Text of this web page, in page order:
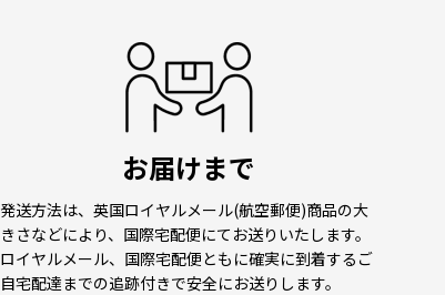
お届けまで
発送方法は、英国ロイヤルメール(航空郵便)商品の大
きさなどにより、国際宅配便にてお送りいたします。
ロイヤルメール、国際宅配便ともに確実に到着するご
自宅配達までの追跡付きで安全にお送りします。